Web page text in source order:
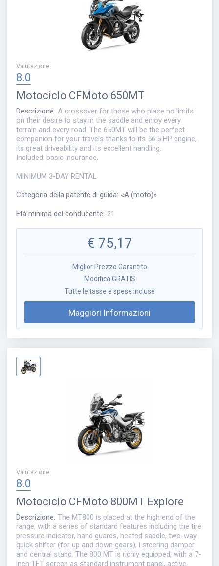
Valutazione:
8.0
Motociclo CFMoto 650MT
Descrizione: A crossover for those who place no limits
on their desire to stay in the saddle and enjoy every
terrain and every road. The 650MT will be the perfect
companion for your travels thanks to its 56.5 HP engine,
its great driveability and its excellent handling.
Included: basic insurance.
MINIMUM 3-DAY RENTAL
Categoria della patente di guida: «A (moto)»
Età minima del conducente: 21
€ 75,17
Miglior Prezzo Garantito
Modifica GRATIS
Tutte le tasse e spese incluse
Maggiori Informazioni
Valutazione:
8.0
Motociclo CFMoto 800MT Explore
Descrizione: The MT800 is placed at the high end of the
range, with a series of standard features including the tire
pressure indicator, hand guards, heated saddle, two-way
quick shifter (for up and down gears), l steering damper
and central stand. The 800 MT is richly equipped, with a 7-
inch TFT screen as standard instrument panel, active